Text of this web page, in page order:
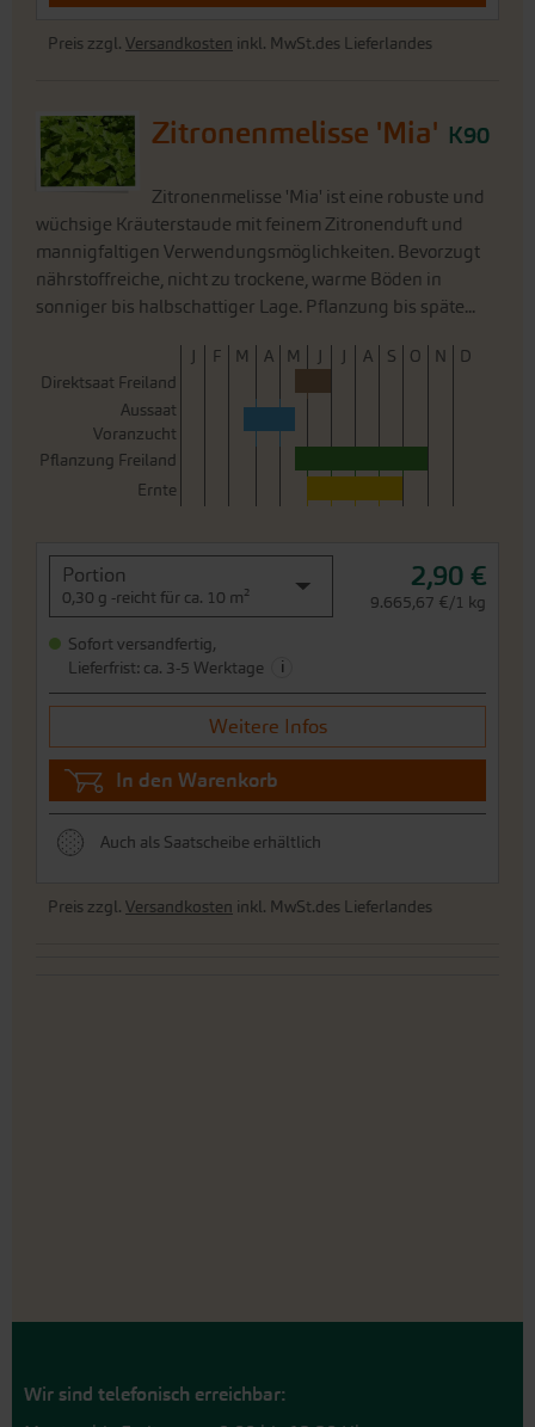
Preis zzgl. Versandkosten inkl. MwSt.des Lieferlandes
Zitronenmelisse 'Mia' K90
Zitronenmelisse 'Mia' ist eine robuste und
wüchsige Kräuterstaude mit feinem Zitronenduft und
mannigfaltigen Verwendungsmöglichkeiten. Bevorzugt
nährstoffreiche, nicht zu trockene, warme Böden in
sonniger bis halbschattiger Lage. Pflanzung bis späte...
J F M A M J J A S O N
D
Direktsaat Freiland
Aussaat
Voranzucht
Pflanzung Freiland
Ernte
Portion
0,30 g -reicht für ca. 10 m²
2,90 €
9.665,67 €/1 kg
Sofort versandfertig,
Lieferfrist: ca. 3-5 Werktage
i
Weitere Infos
In den Warenkorb
Auch als Saatscheibe erhältlich
Preis zzgl. Versandkosten inkl. MwSt.des Lieferlandes
Wir sind telefonisch erreichbar: